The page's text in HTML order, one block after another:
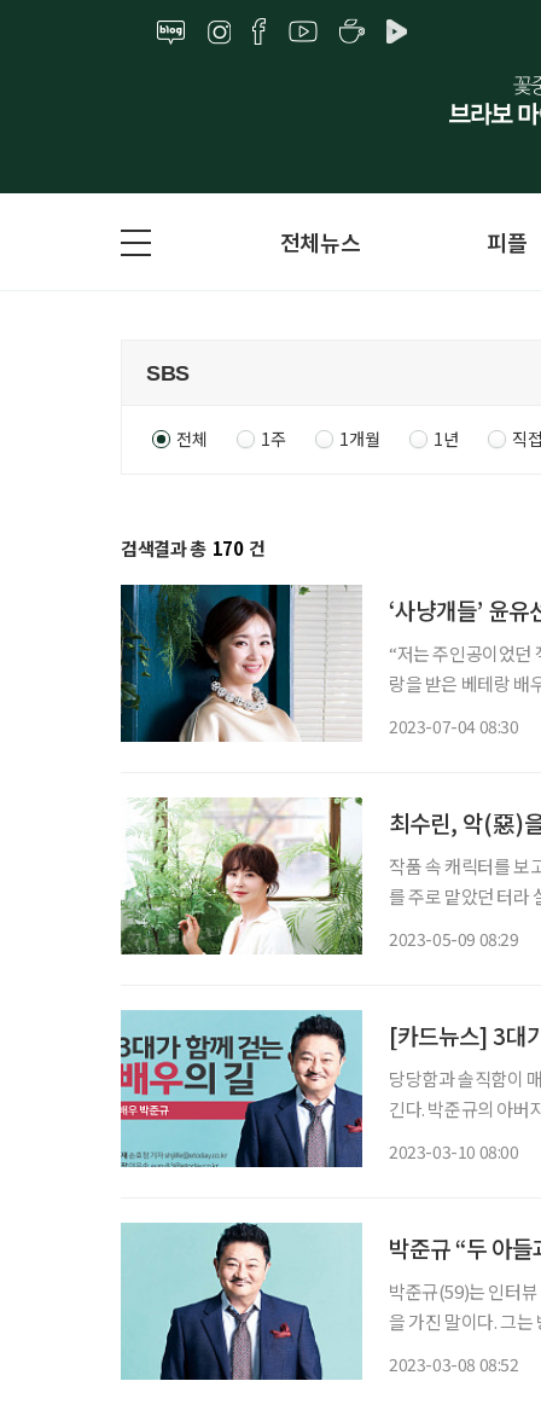
전체뉴스 피플
전체 1주 1개월 1년 직
검색결과 총 170 건
‘사냥개들’ 윤
“저는 주인공이었던
랑을 받은 베테랑 배
2023-07-04 08:30
최수린, 악(惡)
작품 속 캐릭터를 보
를 주로 맡았던 터라
2023-05-09 08:29
[카드뉴스] 3대
당당함과 솔직함이
긴다. 박준규의 아버지는 영화 ‘용팔이’ 시리즈로 알려진 배우 故 박노식이다. 두 아들 박종찬
2023-03-10 08:00
박준규 “두 아
박준규(59)는 인터뷰
을 가진 말이다. 그는
2023-03-08 08:52